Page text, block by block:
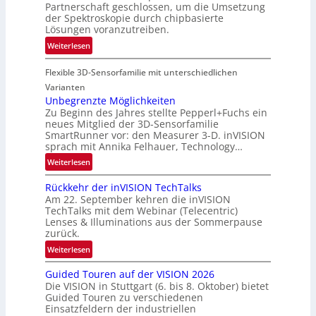
f
t
u
a
u
m
f
a
h
r
t
t
e
c
h
i
k
e
g
i
o
n
Partnerschaft geschlossen, um die Umsetzung
der Spektroskopie durch chipbasierte
Lösungen voranzutreiben.
Weiterlesen:
P
a
t
n
e
r
s
c
h
a
f
t
i
s
c
h
e
Flexible 3D-Sensorfamilie mit unterschiedlichen
Varianten
Unbegrenzte Möglichkeiten
Zu Beginn des Jahres stellte Pepperl+Fuchs ein
neues Mitglied der 3D-Sensorfamilie
SmartRunner vor: den Measurer 3-D. inVISION
sprach mit Annika Felhauer, Technology…
Weiterlesen:
U
n
b
e
g
r
e
z
t
e
Rückkehr der inVISION TechTalks
Am 22. September kehren die inVISION
TechTalks mit dem Webinar (Telecentric)
Lenses & Illuminations aus der Sommerpause
zurück.
Weiterlesen:
R
ü
c
k
Guided Touren auf der VISION 2026
Die VISION in Stuttgart (6. bis 8. Oktober) bietet
Guided Touren zu verschiedenen
Einsatzfeldern der industriellen